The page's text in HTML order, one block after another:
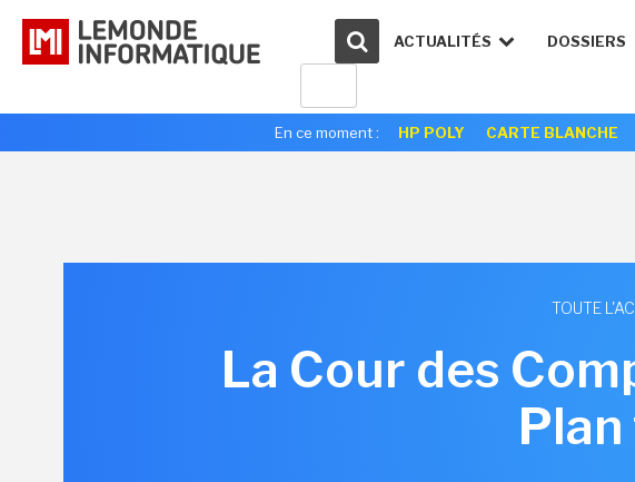
ACTUALITÉS DOSSIERS
En ce moment : HP POLY CARTE BLANCHE
TOUTE
La Cour des